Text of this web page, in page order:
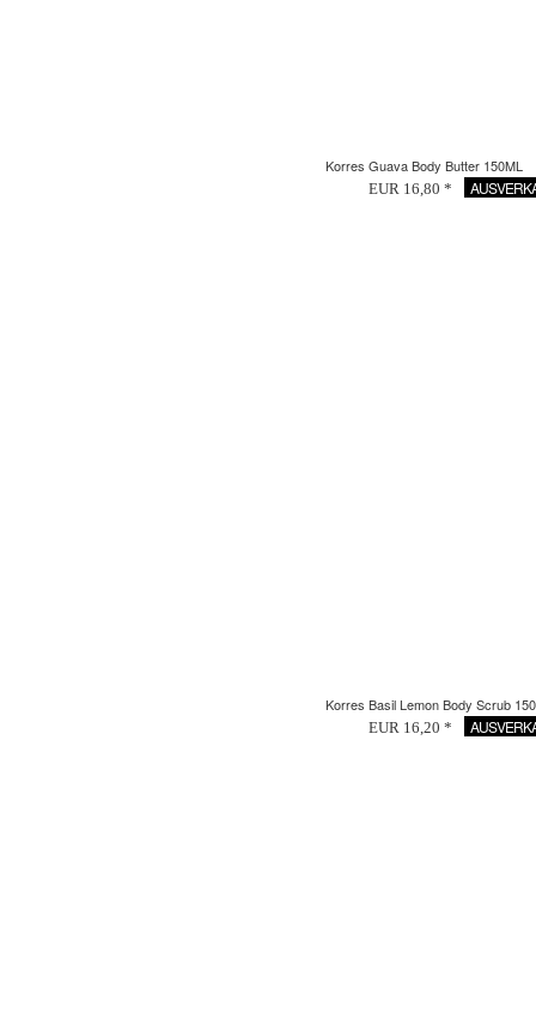
Korres Guava Body Butter 150ML
EUR 16,80 *
Korres Basil Lemon Body Scrub
EUR 16,20 *